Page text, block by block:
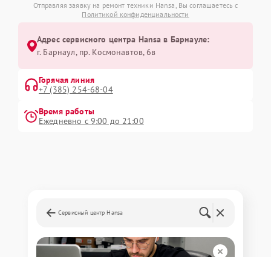
Отправляя заявку на ремонт техники Hansa, Вы соглашаетесь с
Политикой конфиденциальности
Адрес сервисного центра Hansa в Барнауле:
г. Барнаул, ​пр. Космонавтов, 6в
Горячая линия
+7 (385) 254-68-04
Время работы
Ежедневно с 9:00 до 21:00
Сервисный центр Hansa